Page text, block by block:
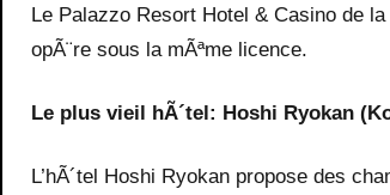
Le Palazzo Resort Hotel & Casino de
opÃ¨re sous la mÃªme licence.
Le plus vieil hÃ´tel: Hoshi Ryokan
L’hÃ´tel Hoshi Ryokan propose des